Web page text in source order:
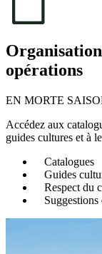
opérations
EN MORTE
Accédez aux
guides cultures et à
Catalogues
Guides
Respect du